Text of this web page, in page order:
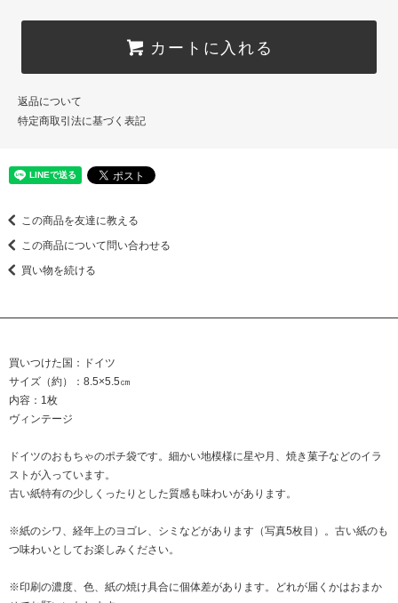
カートに入れる
返品について
特定商取引法に基づく表記
この商品を友達に教える
この商品について問い合わせる
買い物を続ける
買いつけた国：ドイツ
サイズ（約）：8.5×5.5㎝
内容：1枚
ヴィンテージ
ドイツのおもちゃのポチ袋です。細かい地模様に星や月、焼き菓子などのイラ
ストが入っています。
古い紙特有の少しくったりとした質感も味わいがあります。
※紙のシワ、経年上のヨゴレ、シミなどがあります（写真5枚目）。古い紙のも
つ味わいとしてお楽しみください。
※印刷の濃度、色、紙の焼け具合に個体差があります。どれが届くかはおまか